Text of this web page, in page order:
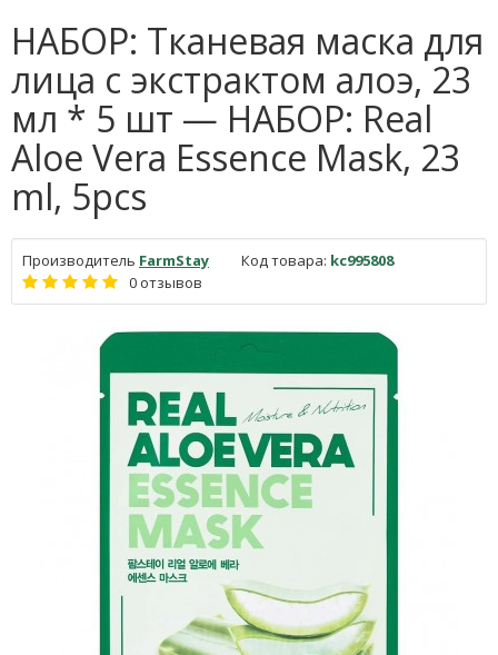
НАБОР: Тканевая маска для
лица с экстрактом алоэ, 23
мл * 5 шт — НАБОР: Real
Aloe Vera Essence Mask, 23
ml, 5pcs
Производитель FarmStay Код товара: kc995808
0 отзывов